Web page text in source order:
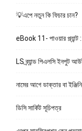
💡এপে নতুন কি ফিচার চান?
eBook 11- পাওয়ার
LS ব্র্যান্ড পিএলসি ইনপুট
নামের আগে ডাক্তার বা
ডিসি সার্কিট সূচিপত্র